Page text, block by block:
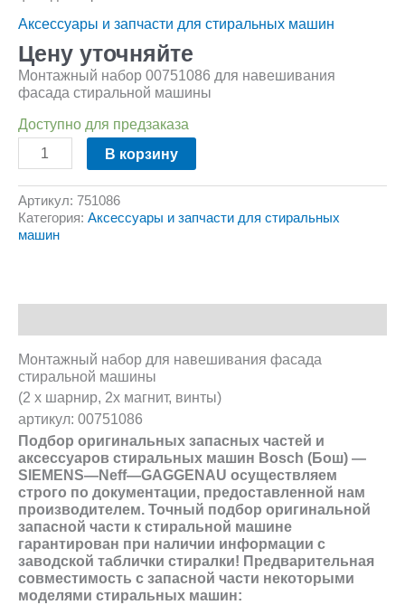
Аксессуары и запчасти для стиральных машин
Цену уточняйте
Монтажный набор 00751086 для навешивания
фасада стиральной машины
Доступно для предзаказа
В корзину
Артикул: 751086
Категория: Аксессуары и запчасти для стиральных
машин
Монтажный набор для навешивания фасада
стиральной машины
(2 х шарнир, 2х магнит, винты)
артикул: 00751086
Подбор оригинальных запасных частей и
аксессуаров стиральных машин Bosch (Бош) —
SIEMENS—Neff—GAGGENAU осуществляем
строго по документации, предоставленной нам
производителем. Точный подбор оригинальной
запасной части к стиральной машине
гарантирован при наличии информации с
заводской таблички стиралки! Предварительная
совместимость с запасной части некоторыми
моделями стиральных машин: